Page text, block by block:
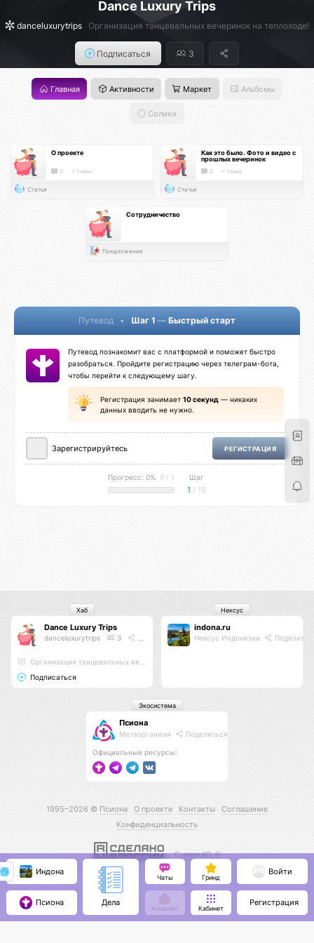
Dance Luxury Trips
danceluxurytrips Организация танцевальных вечеринок на теплоходе!
Подписаться 3
Главная Активности Маркет Альбомы
Солики
О проекте
0 < 1 мин.
Статья
Как это было. Фото и видео с
прошлых вечеринок
0 < 1 мин.
Статья
Сотрудничество
Предложение
Путевод • Шаг 1 — Быстрый старт
Путевод познакомит вас с платформой и поможет быстро
разобраться. Пройдите регистрацию через телеграм-бота,
чтобы перейти к следующему шагу.
Регистрация занимает 10 секунд — никаких
данных вводить не нужно.
Зарегистрируйтесь РЕГИСТРАЦИЯ
Прогресс: 0% 0 / 1 Шаг
1 / 15
Dance Luxury Trips
danceluxurytrips 3
Организация танцевальных вечеринок на теплоходе!
Подписаться
Хаб
indona.ru
Нексус Индонезии
Нексус
Псиона
Метаорганизм Поделиться
Официальные ресурсы:
Экосистема
1995–2026 © Псиона О проекте Контакты
Соглашение
Конфиденциальность
С нами КО 🕉️
Индона
Псиона Дела
Чаты Гринд
Кошелёк Кабинет
Войти
Регистрация